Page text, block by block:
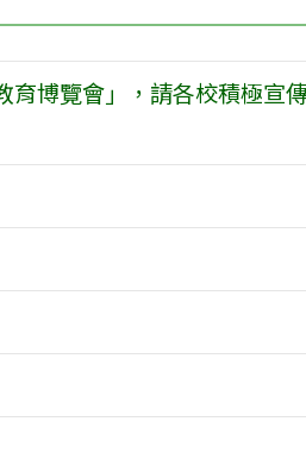
育博覽會」，請各校積極宣